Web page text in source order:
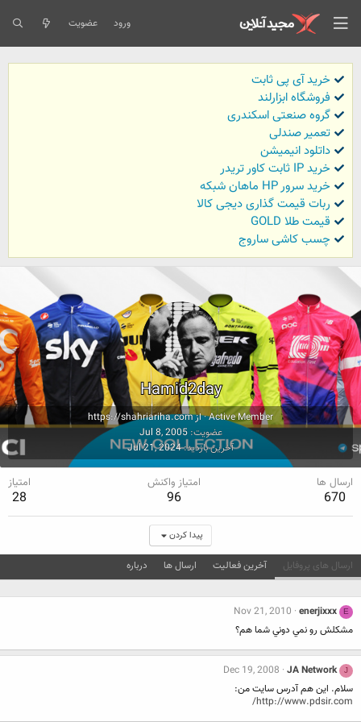
ورود عضویت
خرید آی پی ثابت
فروشگاه ابزارلند
گروه صنعتی اسکندری
تعمیر صندلی
داتلود انیمیشن
خرید IP ثابت کاور تریدر
خرید سرور HP ماهان شبکه
ربات قیمت گذاری دیجی کالا
قیمت طلا GOLD
چسب کاشی ساروج
Hamid2day
Active Member
·ازhttps://shahriariha.com
عضویت Jul 8, 2005
آخرین بازدید Jul 21, 2024
ارسال ها
670
امتیاز واکنش
96
امتیاز
28
پیدا کردن
ارسال های پروفایل آخرین فعالیت ارسال ها درباره
E
enerjixxx
Nov 21, 2010
مشكلش رو نمي دوني شما هم؟
J
JA Network
Dec 19, 2008
سلام. این هم آدرس سایت من:
http://www.pdsir.com/